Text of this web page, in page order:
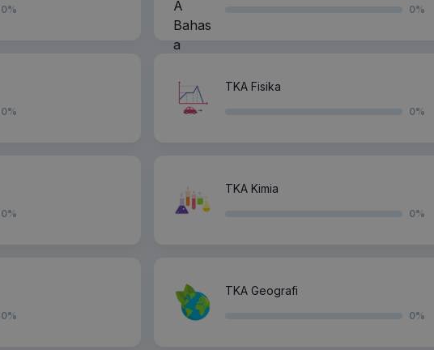
0% 0%
0%
TKA Fisika
0%
0%
TKA Kimia
0%
0%
TKA Geografi
0%